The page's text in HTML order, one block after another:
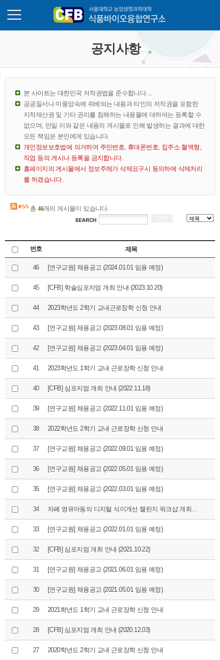
공지사항
본 사이트는 대한민국 저작권법을 준수합니다....
공공질서나 미풍양속에 위배되는 내용과 타인의 저작권을 포함한
지적재산권 및 기타 권리를 침해하는 내용물에 대하여는 등록할 수
없으며, 만일 이와 같은 내용의 게시물로 인해 발생하는 결과에 대한
모든 책임은 본인에게 있습니다.
개인정보보호법에 의거하여 주민번호, 휴대폰번호, 집주소 혈액형,
직업 등의 게시나 등록을 금지합니다.
홈페이지의 게시물에서 정보주체가 삭제요구시 동의하에 삭제처리
를 하겠습니다.
총46개의 게시물이 있습니다.
번호 제목
46 [연구교원] 채용공고 (2024.01.01 임용 예정)
45 [CFB] 학술심포지엄 개최 안내 (2023.10.20)
44 2023학년도 2학기 교내근로장학 신청 안내
43 [연구교원] 채용공고 (2023.08.01 임용 예정)
42 [연구교원] 채용공고 (2023.04.01 임용 예정)
41 2023학년도 1학기 교내 근로장학 신청 안내
40 [CFB] 심포지엄 개최 안내 (2022.11.18)
39 [연구교원] 채용공고 (2022.11.01 임용 예정)
38 2022학년도 2학기 교내 근로장학 신청 안내
37 [연구교원] 채용공고 (2022.09.01 임용 예정)
36 [연구교원] 채용공고 (2022.05.01 임용 예정)
35 [연구교원] 채용공고 (2022.03.01 임용 예정)
34 자폐 영유아동의 디지털 식이개선 챌린지 워크샵 개최
33 [연구교원] 채용공고 (2022.01.01 임용 예정)
32 [CFB] 심포지엄 개최 안내 (2021.10.22)
31 [연구교원] 채용공고 (2021.06.01 임용 예정)
30 [연구교원] 채용공고 (2021.05.01 임용 예정)
29 2021학년도 1학기 교내 근로장학 신청 안내
28 [CFB] 심포지엄 개최 안내 (2020.12.03)
27 2020학년도 2학기 교내 근로장학 신청 안내